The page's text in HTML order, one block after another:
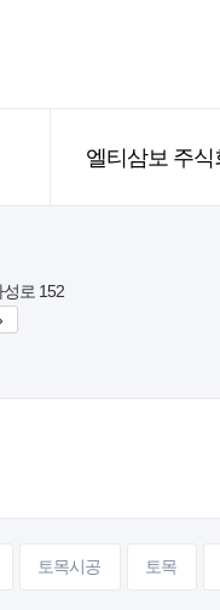
엘티삼보 주식
로 152
토목시공 토목